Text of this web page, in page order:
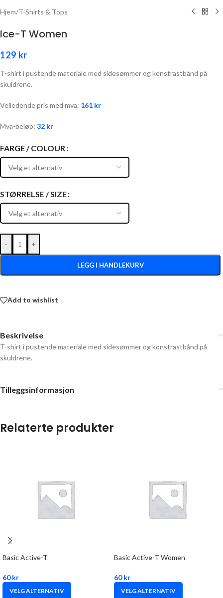
Hjem/T-Shirts & Tops
Ice-T Women
129 kr
T-shirt i pustende materiale med sidesømmer og konstrastbånd på
skuldrene.
Veiledende pris med mva: 161 kr
Mva-beløp: 32 kr
FARGE / COLOUR
STØRRELSE / SIZE
- +
LEGG I HANDLEKURV
Add to wishlist
Beskrivelse
T-shirt i pustende materiale med sidesømmer og konstrastbånd på
skuldrene.
Tilleggsinformasjon
Relaterte produkter
Basic Active-T
60kr
VELG ALTERNATIV
Basic Active-T Women
60kr
VELG ALTERNATIV